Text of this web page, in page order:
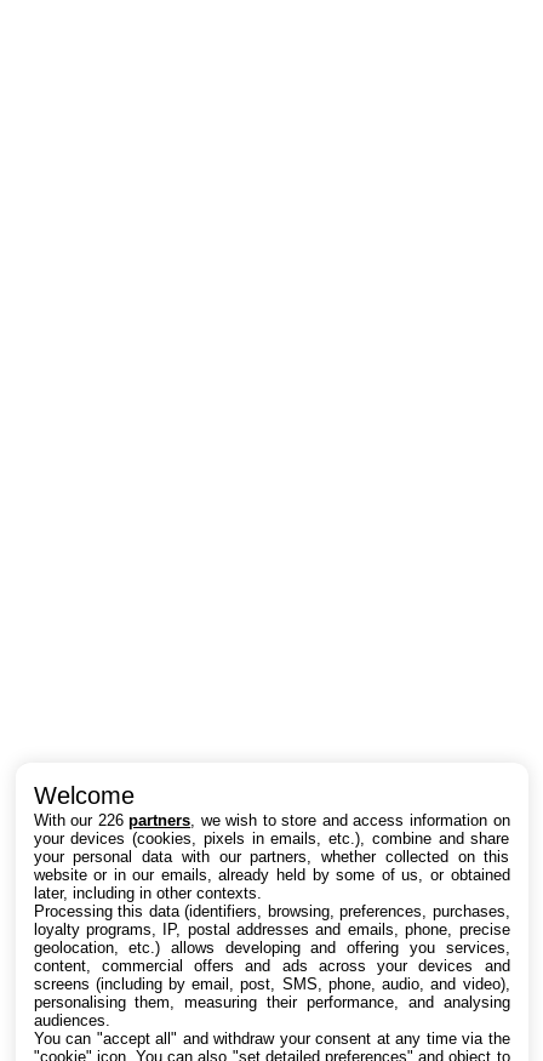
Intéressant ? Partagez !
Welcome
With our 226partners , we wish to store and access information on
your devices (cookies, pixels in emails, etc.), combine and share
your personal data with our partners, whether collected on this
website or in our emails, already held by some of us, or obtained
later, including in other contexts.
Processing this data (identifiers, browsing, preferences, purchases,
loyalty programs, IP, postal addresses and emails, phone, precise
geolocation, etc.) allows developing and offering you services,
content, commercial offers and ads across your devices and
screens (including by email, post, SMS, phone, audio, and video),
personalising them, measuring their performance, and analysing
audiences.
You can "accept all" and withdraw your consent at any time via the
"cookie" icon. You can also "set detailed preferences" and object to